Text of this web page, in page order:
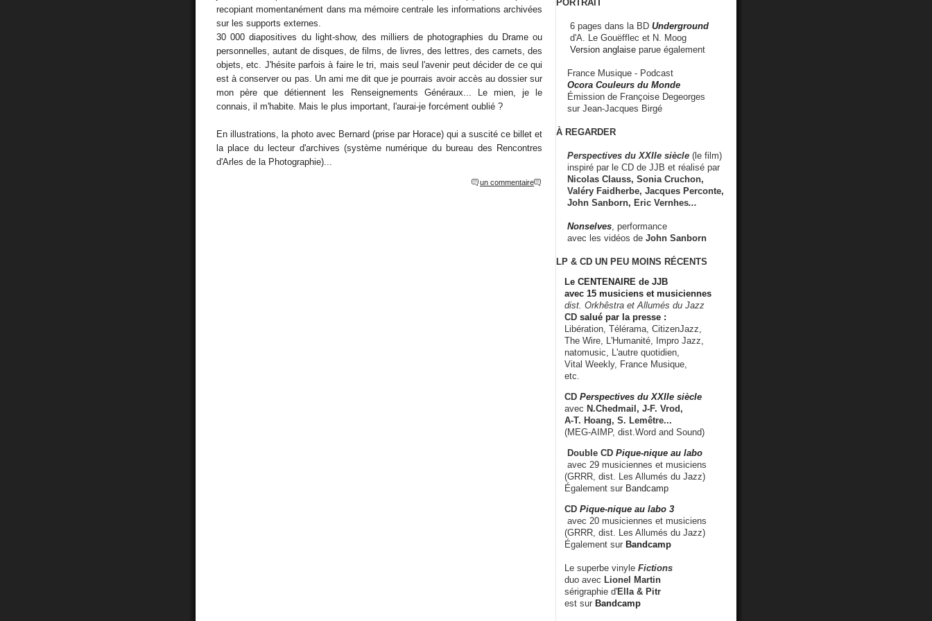
recopiant momentanément dans ma mémoire centrale les informations archivées
sur les supports externes.
30 000 diapositives du light-show, des milliers de photographies du Drame ou
personnelles, autant de disques, de films, de livres, des lettres, des carnets, des
objets, etc. J'hésite parfois à faire le tri, mais seul l'avenir peut décider de ce qui
est à conserver ou pas. Un ami me dit que je pourrais avoir accès au dossier sur
mon père que détiennent les Renseignements Généraux... Le mien, je le
connais, il m'habite. Mais le plus important, l'aurai-je forcément oublié ?
En illustrations, la photo avec Bernard (prise par Horace) qui a suscité ce billet et
la place du lecteur d'archives (système numérique du bureau des Rencontres
d'Arles de la Photographie)...
un commentaire
PORTRAIT
6 pages dans la BD Underground
d'A. Le Gouëfflec et N. Moog
Version anglaise parue également
France Musique - Podcast
Ocora Couleurs du Monde
Émission de Françoise Degeorges
sur Jean-Jacques Birgé
À REGARDER
Perspectives du XXIIe siècle (le film)
inspiré par le CD de JJB et réalisé par
Nicolas Clauss, Sonia Cruchon,
Valéry Faidherbe, Jacques Perconte,
John Sanborn, Eric Vernhes...
Nonselves , performance
avec les vidéos de John Sanborn
LP & CD UN PEU MOINS RÉCENTS
Le CENTENAIRE de JJB
avec 15 musiciens et musiciennes
dist. Orkhêstra et Allumés du Jazz
CD salué par la presse :
Libération, Télérama, CitizenJazz,
The Wire, L'Humanité, Impro Jazz,
natomusic, L'autre quotidien,
Vital Weekly, France Musique,
etc.
CD Perspectives du XXIIe siècle
avec N.Chedmail, J-F. Vrod,
A-T. Hoang, S. Lemêtre...
(MEG-AIMP, dist.Word and Sound)
Double CD Pique-nique au labo
avec 29 musiciennes et musiciens
(GRRR, dist. Les Allumés du Jazz)
Également sur Bandcamp
CD Pique-nique au labo 3
avec 20 musiciennes et musiciens
(GRRR, dist. Les Allumés du Jazz)
Également sur Bandcamp
Le superbe vinyle Fictions
duo avec Lionel Martin
sérigraphie d'Ella & Pitr
est sur Bandcamp